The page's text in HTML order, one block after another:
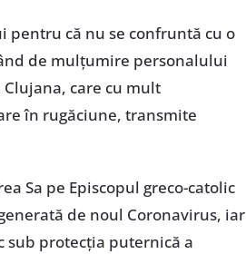
pentru că nu se confruntă cu o
de mulțumire personalului
care cu mult
în rugăciune, transmite
Sa pe Episcopul greco-catolic
de noul Coronavirus, iar
sub protecția puternică a